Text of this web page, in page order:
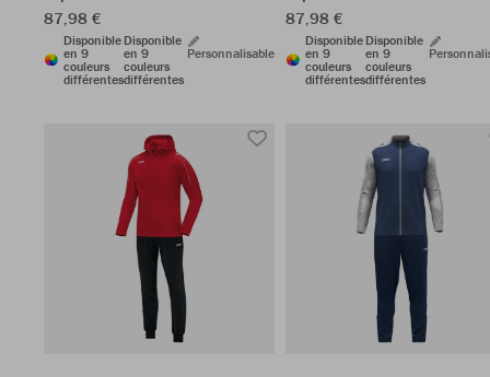
87,98 €
Disponible
en 9
couleurs
différentes
Disponible
en 9
couleurs
différentes
Personnalisable
87,98 €
Disponible
en 9
couleurs
différentes
Disponible
en 9
couleurs
différentes